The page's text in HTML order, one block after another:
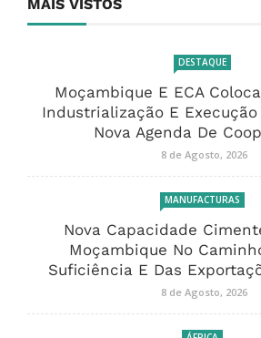
MAIS VISTOS
DESTAQUE
Moçambique E ECA
Industrialização E Execução
Nova Agenda De
8 de Agosto, 2026
MANUFACTURAS
Nova Capacidade
Moçambique No
Suficiência E Das
8 de Agosto, 2026